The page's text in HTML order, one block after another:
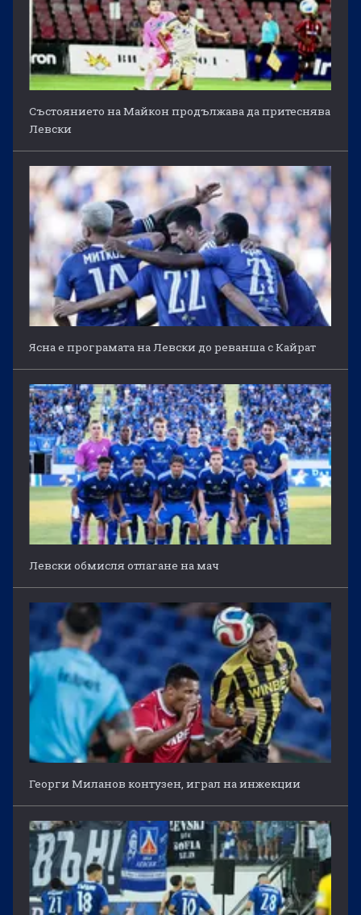
Състоянието на Майкон продължава да притеснява
Левски
Ясна е програмата на Левски до реванша с Кайрат
Левски обмисля отлагане на мач
Георги Миланов контузен, играл на инжекции